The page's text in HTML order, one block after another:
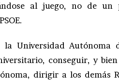
al juego, no de un
la Universidad Autónoma
conseguir, y
dirigir a los demás